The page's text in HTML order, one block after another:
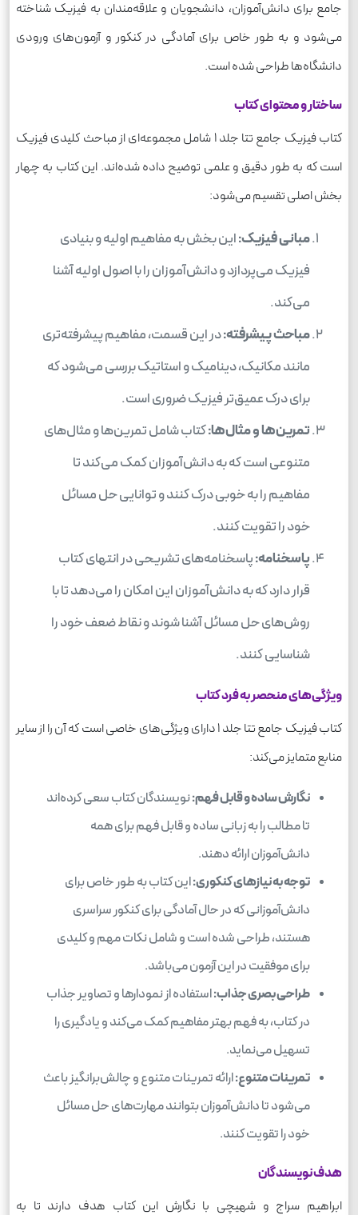
جامع برای دانش‌آموزان، دانشجویان و علاقه‌مندان به فیزیک شناخته
می‌شود و به طور خاص برای آمادگی در کنکور و آزمون‌های ورودی
دانشگاه‌ها طراحی شده است.
ساختار و محتوای کتاب
کتاب فیزیک جامع تتا جلد 1 شامل مجموعه‌ای از مباحث کلیدی فیزیک
است که به طور دقیق و علمی توضیح داده شده‌اند. این کتاب به چهار
بخش اصلی تقسیم می‌شود:
مبانی فیزیک:این بخش به مفاهیم اولیه و بنیادی
فیزیک می‌پردازد و دانش‌آموزان را با اصول اولیه آشنا
می‌کند.
مباحث پیشرفته:در این قسمت، مفاهیم پیشرفته‌تری
مانند مکانیک، دینامیک و استاتیک بررسی می‌شود که
برای درک عمیق‌تر فیزیک ضروری است.
تمرین‌ها و مثال‌ها:کتاب شامل تمرین‌ها و مثال‌های
متنوعی است که به دانش‌آموزان کمک می‌کند تا
مفاهیم را به خوبی درک کنند و توانایی حل مسائل
خود را تقویت کنند.
پاسخنامه:پاسخنامه‌های تشریحی در انتهای کتاب
قرار دارد که به دانش‌آموزان این امکان را می‌دهد تا با
روش‌های حل مسائل آشنا شوند و نقاط ضعف خود را
شناسایی کنند.
ویژگی‌های منحصر به فرد کتاب
کتاب فیزیک جامع تتا جلد 1 دارای ویژگی‌های خاصی است که آن را از سایر
منابع متمایز می‌کند:
نگارش ساده و قابل فهم:نویسندگان کتاب سعی کرده‌اند
تا مطالب را به زبانی ساده و قابل فهم برای همه
دانش‌آموزان ارائه دهند.
توجه به نیازهای کنکوری:این کتاب به طور خاص برای
دانش‌آموزانی که در حال آمادگی برای کنکور سراسری
هستند، طراحی شده است و شامل نکات مهم و کلیدی
برای موفقیت در این آزمون می‌باشد.
طراحی بصری جذاب:استفاده از نمودارها و تصاویر جذاب
در کتاب، به فهم بهتر مفاهیم کمک می‌کند و یادگیری را
تسهیل می‌نماید.
تمرینات متنوع:ارائه تمرینات متنوع و چالش‌برانگیز باعث
می‌شود تا دانش‌آموزان بتوانند مهارت‌های حل مسائل
خود را تقویت کنند.
هدف نویسندگان
ابراهیم سراج و شهیچی با نگارش این کتاب هدف دارند تا به